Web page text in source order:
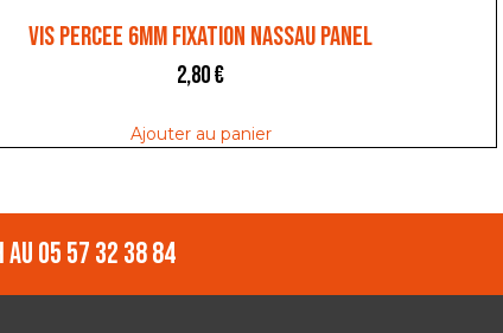
VIS PERCEE 6MM FIXATION NASSAU PANEL
2,80€
Ajouter au panier
05 57 32 38 84